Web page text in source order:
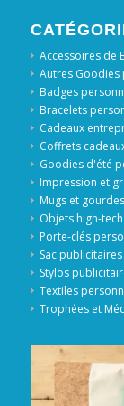
Accessoires de
Autres Goodies
Badges
Bracelets
Cadeaux
Coffrets
Goodies d'été
Impression et
Mugs et
Objets high-
Porte-clés
Sac
Stylos
Textiles
Trophées et